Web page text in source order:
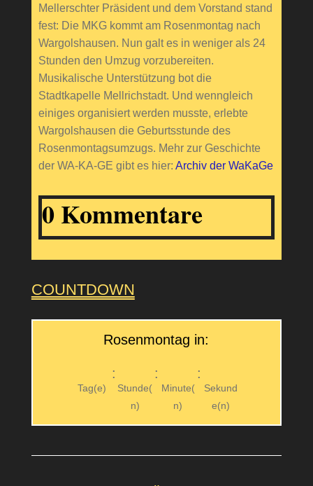
Mellerschter Präsident und dem Vorstand stand
fest: Die MKG kommt am Rosenmontag nach
Wargolshausen. Nun galt es in weniger als 24
Stunden den Umzug vorzubereiten.
Musikalische Unterstützung bot die
Stadtkapelle Mellrichstadt. Und wenngleich
einiges organisiert werden musste, erlebte
Wargolshausen die Geburtsstunde des
Rosenmontagsumzugs. Mehr zur Geschichte
der WA-KA-GE gibt es hier: Archiv der WaKaGe
0 Kommentare
COUNTDOWN
Rosenmontag in:
Tag(e)
:
Stunde(
n)
:
Minute(
n)
:
Sekund
e(n)